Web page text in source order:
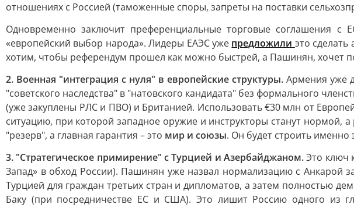
отношениях с Россией (таможенные споры, запреты на поставки
Одновременно заключит преференциальные торговые соглашения
«европейский выбор народа». Лидеры ЕАЭС уже предложили это
хотим, чтобы референдум прошел как можно быстрей, а Пашинян, хочет
2. Военная "интеграция с нуля" в европейские структуры. Армения уже
"советского наследства" в "натовского кандидата" без формального
(уже закуплены РЛС и ПВО) и Британией. Использовать €30 млн от
ситуацию, при которой западное оружие и инструкторы станут нормой,
"резерв", а главная гарантия – это мир и союзы. Он будет строить именно
3. "Стратегическое примирение" с Турцией и Азербайджаном.Это ключ
Запад» в обход России). Пашинян уже назвал нормализацию с Анкарой
Турцией для граждан третьих стран и дипломатов, а затем полностью
Баку (при посредничестве ЕС и США). Это лишит Россию одного из